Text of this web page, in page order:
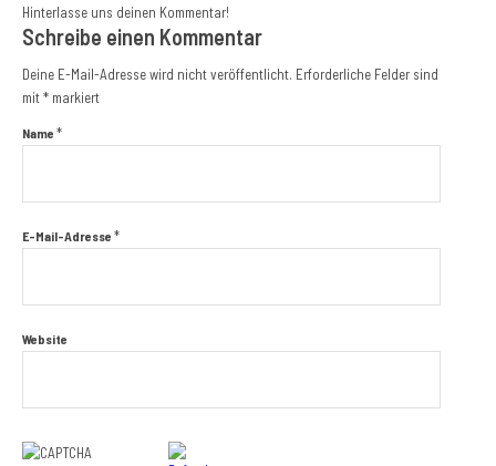
Hinterlasse uns deinen Kommentar!
Schreibe einen Kommentar
Deine E-Mail-Adresse wird nicht veröffentlicht. Erforderliche Felder sind
mit* markiert
Name *
E-Mail-Adresse *
Website